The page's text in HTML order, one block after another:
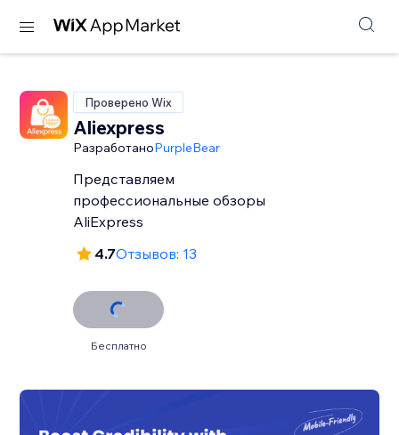
Проверено Wix
Aliexpress
РазработаноPurpleBear
Представляем
профессиональные обзоры
AliExpress
4.7Отзывов: 13
Бесплатно